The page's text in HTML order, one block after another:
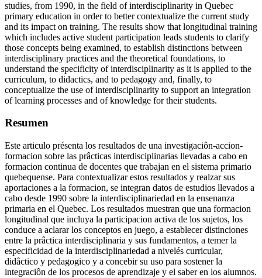
studies, from 1990, in the field of interdisciplinarity in Quebec
primary education in order to better contextualize the current study
and its impact on training. The results show that longitudinal training
which includes active student participation leads students to clarify
those concepts being examined, to establish distinctions between
interdisciplinary practices and the theoretical foundations, to
understand the specificity of interdisciplinarity as it is applied to the
curriculum, to didactics, and to pedagogy and, finally, to
conceptualize the use of interdisciplinarity to support an integration
of learning processes and of knowledge for their students.
Resumen
Este articulo présenta los resultados de una investigaciôn-accion-
formacion sobre las prâcticas interdisciplinarias llevadas a cabo en
formacion continua de docentes que trabajan en el sistema primario
quebequense. Para contextualizar estos resultados y realzar sus
aportaciones a la formacion, se integran datos de estudios llevados a
cabo desde 1990 sobre la interdisciplinariedad en la ensenanza
primaria en el Quebec. Los resultados muestran que una formacion
longitudinal que incluya la participacion activa de los sujetos, los
conduce a aclarar los conceptos en juego, a establecer distinciones
entre la prâctica interdisciplinaria y sus fundamentos, a temer la
especificidad de la interdisciplinariedad a nivelés curricular,
didâctico y pedagogico y a concebir su uso para sostener la
integraciôn de los procesos de aprendizaje y el saber en los alumnos.